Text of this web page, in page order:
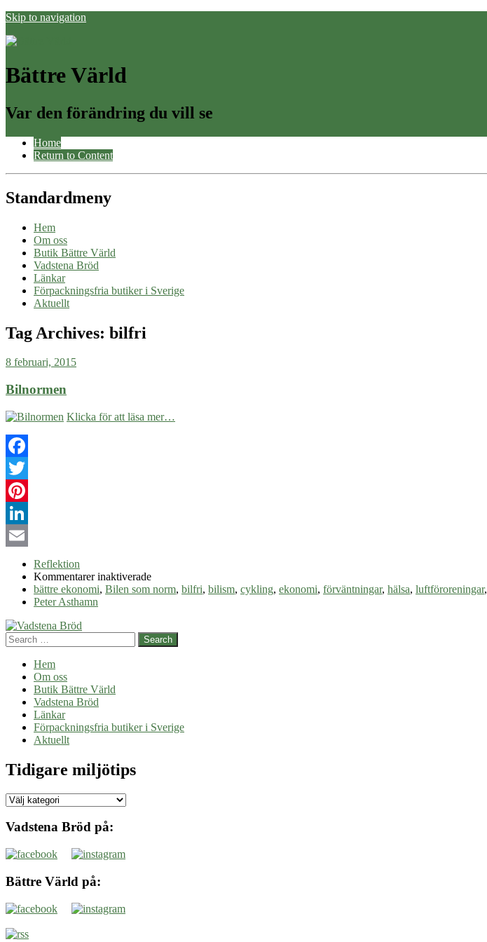
Skip to navigation
Bättre Värld
Var den förändring du vill se
Home
Return to Content
Standardmeny
Hem
Om oss
Butik Bättre Värld
Vadstena Bröd
Länkar
Förpackningsfria butiker i Sverige
Aktuellt
Tag Archives: bilfri
8 februari, 2015
Bilnormen
Klicka för att läsa mer…
Facebook
Twitter
Pinterest
LinkedIn
Reflektion
Kommentarer inaktiveradeför
Bilnormen
bättre ekonomi, Bilen som norm, bilfri, bilism, cykling, ekonomi, förväntningar, hälsa, luftföroreningar,
Peter Asthamn
Search
Hem
Om oss
Butik Bättre Värld
Vadstena Bröd
Länkar
Förpackningsfria butiker i Sverige
Aktuellt
Tidigare miljötips
Tidigare
Vadstena Bröd på:
Bättre Värld på: